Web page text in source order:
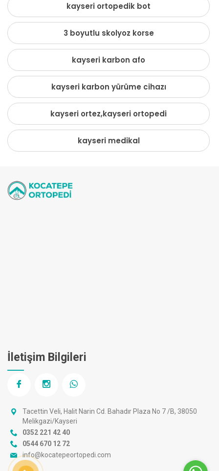
kayseri ortopedik bot
3 boyutlu skolyoz korse
kayseri karbon afo
kayseri karbon yürüme cihazı
kayseri ortez,kayseri ortopedi
kayseri medikal
İletişim Bilgileri
Tacettin Veli, Halit Narin Cd. Bahadır Plaza No 7 /B, 38050
Melikgazi/Kayseri
0352 221 42 40
0544 670 12 72
info@kocatepeortopedi.com